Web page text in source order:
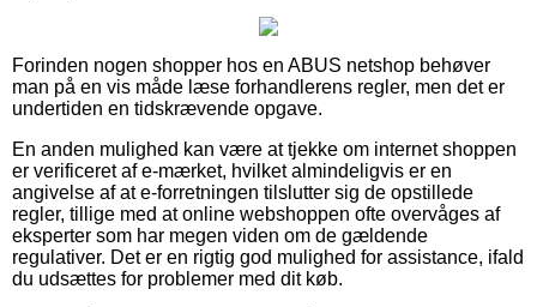
Forinden nogen shopper hos en ABUS netshop behøver
man på en vis måde læse forhandlerens regler, men det er
undertiden en tidskrævende opgave.
En anden mulighed kan være at tjekke om internet shoppen
er verificeret af e-mærket, hvilket almindeligvis er en
angivelse af at e-forretningen tilslutter sig de opstillede
regler, tillige med at online webshoppen ofte overvåges af
eksperter som har megen viden om de gældende
regulativer. Det er en rigtig god mulighed for assistance, ifald
du udsættes for problemer med dit køb.